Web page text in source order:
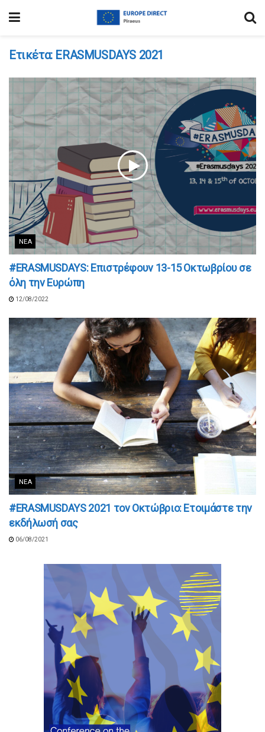
Ετικέτα: ERASMUSDAYS 2021
ΝΈΑ
#ERASMUSDAYS: Επιστρέφουν 13-15 Οκτωβρίου σε
όλη την Ευρώπη
12/08/2022
ΝΈΑ
#ERASMUSDAYS 2021 τον Οκτώβριο: Ετοιμάστε την
εκδήλωσή σας
06/08/2021